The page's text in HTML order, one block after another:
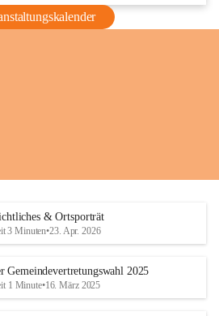
& Ortsporträt
3 Minuten•23. Apr. 2026
Gemeindevertretungswahl 2025
1 Minute•16. März 2025